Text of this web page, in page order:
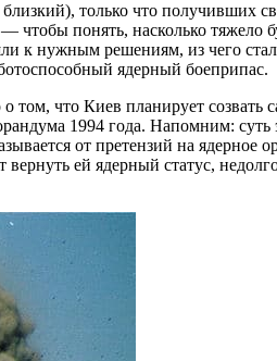
только что получивших
чтобы понять, насколько тяжело
к нужным решениям, из чего
ядерный боеприпас.
том, что Киев планирует
1994 года. Напомним:
от претензий на ядерное
ей ядерный статус,